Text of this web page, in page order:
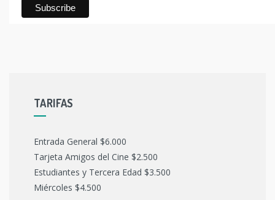
TARIFAS
Entrada General $6.000
Tarjeta Amigos del Cine $2.500
Estudiantes y Tercera Edad $3.500
Miércoles $4.500